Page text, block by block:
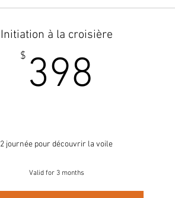
Initiation à la croisière
$ 398
2 journée pour découvrir la voile
Valid for 3 months